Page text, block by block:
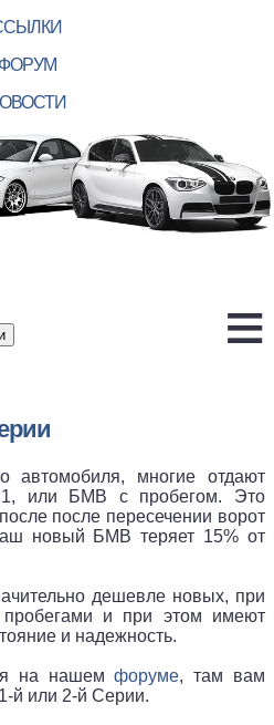
ФОРУМ
автомобиля, многие отдают
или БМВ с пробегом. Это
после пересечении ворот
новый БМВ теряет 15% от
дешевле новых, при
и при этом имеют
и надежность.
на нашемфоруме, там вам
й или 2-й Серии.